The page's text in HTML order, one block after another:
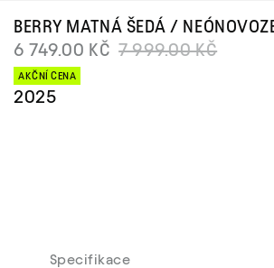
BERRY MATNÁ ŠEDÁ /
6 749.00 KČ7 999.00 KČ
AKČNÍ CENA
2025
Specifikace